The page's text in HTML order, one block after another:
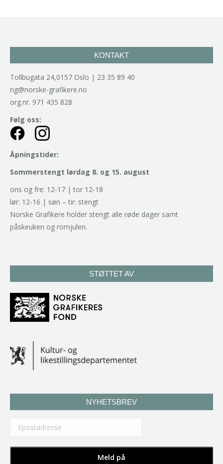
KONTAKT
Tollbugata 24,0157 Oslo | 23 35 89 40
ng@norske-grafikere.no
org.nr. 971 435 828
Følg oss:
Åpningstider:
Sommerstengt lørdag 8. og 15. august
ons og fre: 12-17 | tor 12-18
lør: 12-16 | søn – tir: stengt
Norske Grafikere holder stengt alle røde dager samt
påskeuken og romjulen.
STØTTET AV
NYHETSBREV